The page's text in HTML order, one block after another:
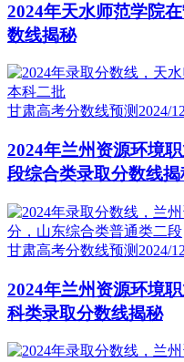
2024年天水师范学院
数线揭秘
甘肃高考分数线预测2024/
2024年兰州资源环境
段综合类录取分数线揭
甘肃高考分数线预测 2024/
2024年兰州资源环境
科类录取分数线揭秘